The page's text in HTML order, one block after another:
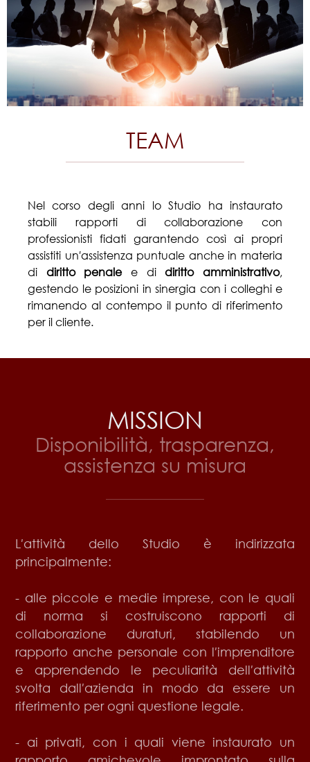
TEAM
Nel corso degli anni lo Studio ha instaurato
stabili rapporti di collaborazione con
professionisti fidati garantendo così ai propri
assistiti un′assistenza puntuale anche in materia
di diritto penalee didiritto amministrativo,
gestendo le posizioni in sinergia con i colleghi e
rimanendo al contempo il punto di riferimento
per il cliente.
MISSION
Disponibilità, trasparenza,
assistenza su misura
L′attività dello Studio è indirizzata
principalmente:
- alle piccole e medie imprese, con le quali
di norma si costruiscono rapporti di
collaborazione duraturi, stabilendo un
rapporto anche personale con l′imprenditore
e apprendendo le peculiarità dell′attività
svolta dall′azienda in modo da essere un
riferimento per ogni questione legale.
- ai privati, con i quali viene instaurato un